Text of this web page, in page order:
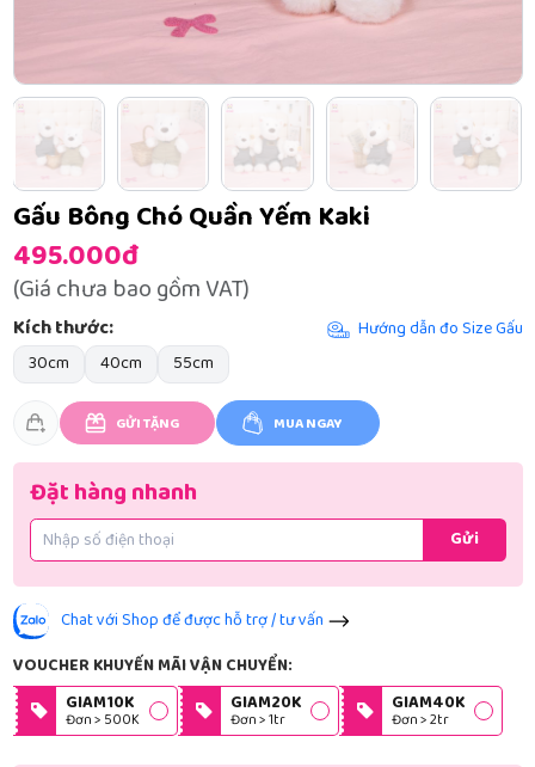
Gấu Bông Chó Quần Yếm Kaki
495.000đ
(Giá chưa bao gồm VAT)
Kích thước:
Hướng dẫn đo Size Gấu
30cm
40cm 55cm
GỬI TẶNG MUA NGAY
Đặt hàng nhanh
Gửi
Chat với Shop để được hỗ trợ / tư vấn
VOUCHER KHUYẾN MÃI VẬN CHUYỂN:
GIAM10K
Đơn > 500K
GIAM20K
Đơn > 1tr
GIAM40K
Đơn > 2tr